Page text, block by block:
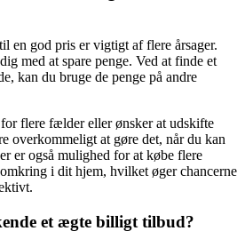
en god pris er vigtigt af flere årsager.
med at spare penge. Ved at finde et
kan du bruge de penge på andre
flere fælder eller ønsker at udskifte
overkommeligt at gøre det, når du kan
er også mulighed for at købe flere
i dit hjem, hvilket øger chancerne
et ægte billigt tilbud?